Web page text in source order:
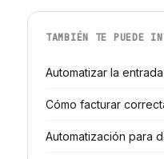
TAMBIÉN TE PUEDE
Automatizar la
Cómo facturar
Automatización para